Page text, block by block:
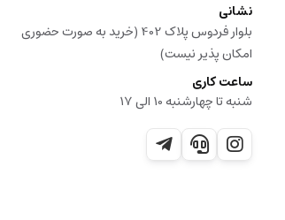
نشانی
بلوار فردوس پلاک 402 (خرید به صورت حضوری
امکان پذیر نیست)
ساعت کاری
شنبه تا چهارشنبه 10 الی 17